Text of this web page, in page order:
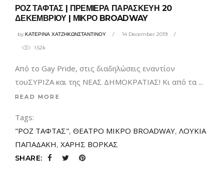
ΡΟΖ ΤΑΦΤΑΣ | ΠΡΕΜΙΕΡΑ ΠΑΡΑΣΚΕΥΗ 20
ΔΕΚΕΜΒΡΙΟΥ | ΜΙΚΡΟ BROADWAY
byΚΑΤΕΡΙΝΑ ΧΑΤΖΗΚΩΝΣΤΑΝΤΙΝΟΥ 14 December 2019
1.52k
Από το Gay Pride, στις διαδηλώσεις εναντίον
τουΣΥΡΙΖΑ και της ΝΕΑΣ ΔΗΜΟΚΡΑΤΙΑΣ! Κι από τα
READ MORE
Tags:
"ΡΟΖ ΤΑΦΤΑΣ", ΘΕΑΤΡΟ ΜΙΚΡΟ BROADWAY, ΛΟΥΚΙΑ
ΠΑΠΑΔΑΚΗ, ΧΑΡΗΣ ΒΟΡΚΑΣ
SHARE: